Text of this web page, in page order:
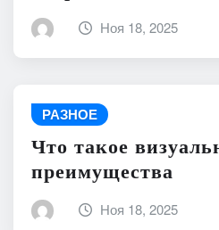
Ноя 18, 2025
РАЗНОЕ
Что такое
преимущества
Ноя 18, 2025